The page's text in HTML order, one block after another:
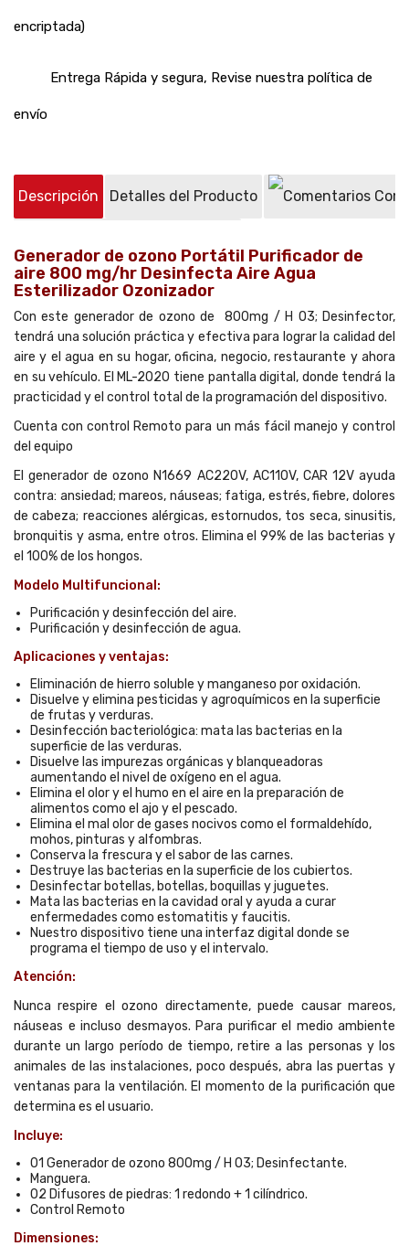
encriptada)
Entrega Rápida y segura, Revise nuestra política de
envío
Descripción Detalles del Producto
Generador de ozono Portátil Purificador de
aire 800 mg/hr Desinfecta Aire Agua
Esterilizador Ozonizador
Con este generador de ozono de 800mg / H O3; Desinfector,
tendrá una solución práctica y efectiva para lograr la calidad del
aire y el agua en su hogar, oficina, negocio, restaurante y ahora
en su vehículo. El ML-2020 tiene pantalla digital, donde tendrá la
practicidad y el control total de la programación del dispositivo.
Cuenta con control Remoto para un más fácil manejo y control
del equipo
El generador de ozono N1669 AC220V, AC110V, CAR 12V ayuda
contra: ansiedad; mareos, náuseas; fatiga, estrés, fiebre, dolores
de cabeza; reacciones alérgicas, estornudos, tos seca, sinusitis,
bronquitis y asma, entre otros. Elimina el 99% de las bacterias y
el 100% de los hongos.
Modelo Multifuncional:
Purificación y desinfección del aire.
Purificación y desinfección de agua.
Aplicaciones y ventajas:
Eliminación de hierro soluble y manganeso por oxidación.
Disuelve y elimina pesticidas y agroquímicos en la superficie
de frutas y verduras.
Desinfección bacteriológica: mata las bacterias en la
superficie de las verduras.
Disuelve las impurezas orgánicas y blanqueadoras
aumentando el nivel de oxígeno en el agua.
Elimina el olor y el humo en el aire en la preparación de
alimentos como el ajo y el pescado.
Elimina el mal olor de gases nocivos como el formaldehído,
mohos, pinturas y alfombras.
Conserva la frescura y el sabor de las carnes.
Destruye las bacterias en la superficie de los cubiertos.
Desinfectar botellas, botellas, boquillas y juguetes.
Mata las bacterias en la cavidad oral y ayuda a curar
enfermedades como estomatitis y faucitis.
Nuestro dispositivo tiene una interfaz digital donde se
programa el tiempo de uso y el intervalo.
Atención:
Nunca respire el ozono directamente, puede causar mareos,
náuseas e incluso desmayos. Para purificar el medio ambiente
durante un largo período de tiempo, retire a las personas y los
animales de las instalaciones, poco después, abra las puertas y
ventanas para la ventilación. El momento de la purificación que
determina es el usuario.
Incluye:
01 Generador de ozono 800mg / H O3; Desinfectante.
Manguera.
02 Difusores de piedras: 1 redondo + 1 cilíndrico.
Control Remoto
Dimensiones: